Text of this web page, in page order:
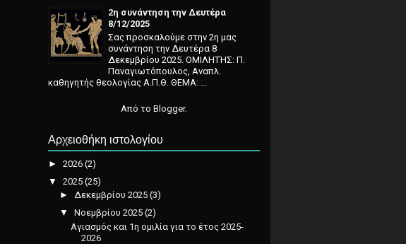
2η συνάντηση την Δευτέρα
8/12/2025
Σας προσκαλούμε στην 2η μας
συνάντηση την Δευτέρα 8
Δεκεμβρίου 2025. ΟΜΙΛΗΤΉΣ: Π.
Παναγιωτόπουλος, Αναπλ.
καθηγητής θεολογίας Α.Π.Θ. ΘΕΜΑ: ...
Από το Blogger.
Αρχειοθήκη ιστολογίου
► 2026 (2)
▼ 2025 (25)
► Δεκεμβρίου 2025 (3)
▼ Νοεμβρίου 2025 (2)
Αγιασμός και 1η ομιλία για το έτος 2025-
2026